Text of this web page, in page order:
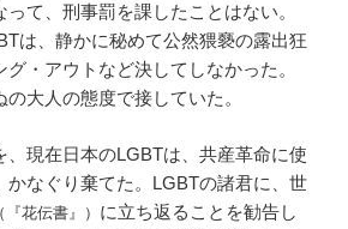
て、刑事罰を課したことはない。
は、静かに秘めて公然猥褻の露出狂
・アウトなど決してしなかった。
大人の態度で接していた。
現在日本のLGBTは、共産革命に使
かなぐり棄てた。LGBTの諸君に、世
（『花伝書』） に立ち返ることを勧告し